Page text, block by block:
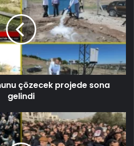
çözecek projede sona
gelindi